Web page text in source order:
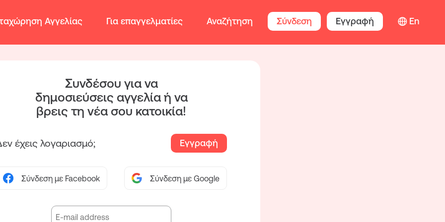
Αγγελίας Για επαγγελματίες Αναζήτηση Σύνδεση Εγγραφή En
Συνδέσου για να
δημοσιεύσεις αγγελία ή να
βρεις τη νέα σου κατοικία!
έχεις λογαριασμό; Εγγραφή
Σύνδεση με Facebook Σύνδεση με Google